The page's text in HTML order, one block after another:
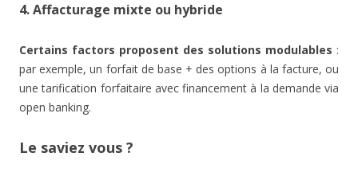
4. Affacturage mixte ou hybride
Certains factors proposent des solutions modulables :
par exemple, un forfait de base + des options à la facture, ou
une tarification forfaitaire avec financement à la demande via
open banking.
Le saviez vous ?